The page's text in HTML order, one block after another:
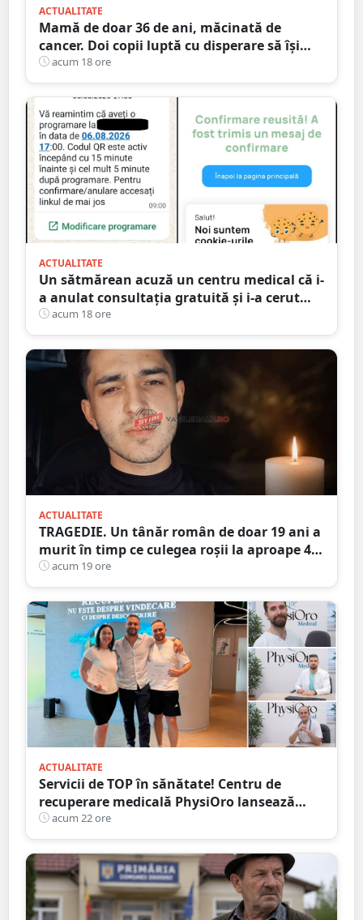
ACTUALITATE
Mamă de doar 36 de ani, măcinată de
cancer. Doi copii luptă cu disperare să își
salveze mama: „Nu o lăsați să se stingă”
acum 18 ore
ACTUALITATE
Un sătmărean acuză un centru medical că i-
a anulat consultația gratuită și i-a cerut
250 de lei pentru aceeași programare
acum 18 ore
ACTUALITATE
TRAGEDIE. Un tânăr român de doar 19 ani a
murit în timp ce culegea roșii la aproape 40
de grade Celsius,în Italia
acum 19 ore
ACTUALITATE
Servicii de TOP în sănătate! Centru de
recuperare medicală PhysiOro lansează
Divizia medicală PhysiOro
acum 22 ore